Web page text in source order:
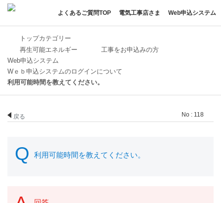
よくあるご質問TOP 電気工事店さま Web申込システム
トップカテゴリー
再生可能エネルギー
工事をお申込みの方
Web申込システム
Wｅｂ申込システムのログインについて
利用可能時間を教えてください。
戻る No : 118
利用可能時間を教えてください。